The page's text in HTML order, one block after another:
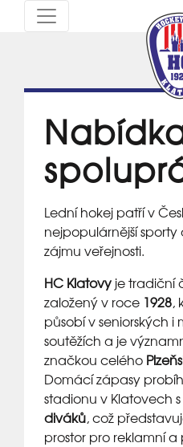
Lední hokej patří v
nejpopulárnější sporty
zájmu veřejnosti.
HC Klatovy je tradiční
založený v roce 1928,
působí v seniorských
soutěžích a je
značkou celého
Domácí zápasy
stadionu v Klatovech
diváků, což
prostor pro reklamní a